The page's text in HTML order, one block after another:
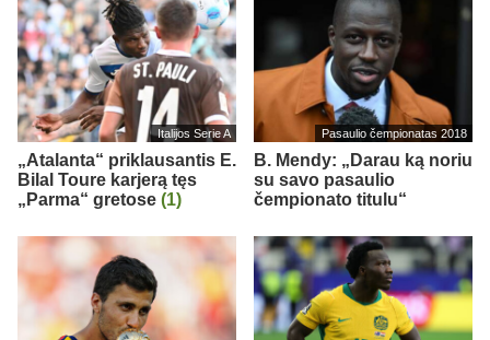
Italijos Serie A
„Atalanta“ priklausantis E.
Bilal Toure karjerą tęs
„Parma“ gretose (1)
Pasaulio čempionatas 2018
B. Mendy: „Darau ką noriu
su savo pasaulio
čempionato titulu“